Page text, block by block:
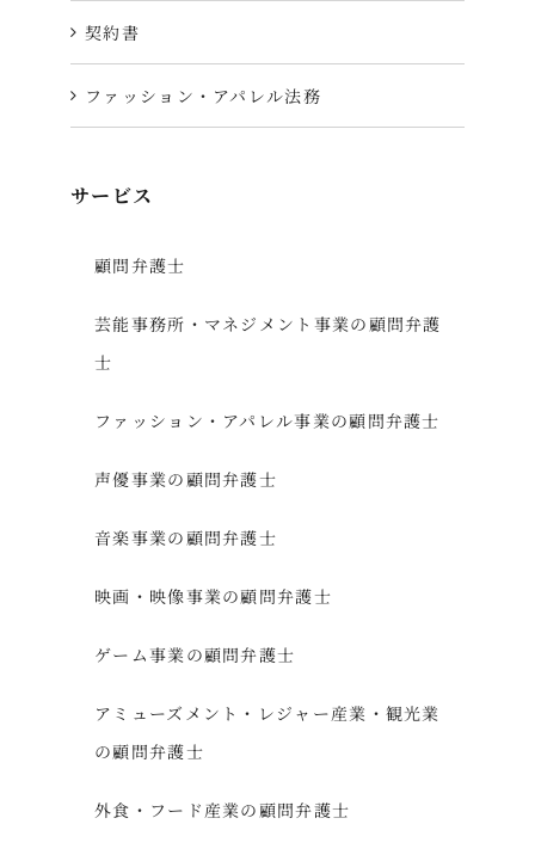
契約書
ファッション・アパレル法務
サービス
顧問弁護士
芸能事務所・マネジメント事業の顧問弁護
士
ファッション・アパレル事業の顧問弁護士
声優事業の顧問弁護士
音楽事業の顧問弁護士
映画・映像事業の顧問弁護士
ゲーム事業の顧問弁護士
アミューズメント・レジャー産業・観光業
の顧問弁護士
外食・フード産業の顧問弁護士